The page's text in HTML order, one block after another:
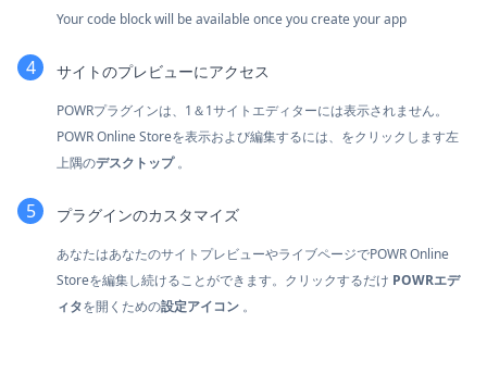
Your code block will be available once you create your app
サイトのプレビューにアクセス
POWRプラグインは、1＆1サイトエディターには表示されません。
POWR Online Storeを表示および編集するには、をクリックします左
上隅のデスクトップ。
プラグインのカスタマイズ
あなたはあなたのサイトプレビューやライブページでPOWR Online
Storeを編集し続けることができます。クリックするだけ POWRエデ
ィタを開くための設定アイコン 。